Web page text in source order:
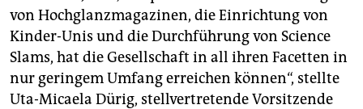
von Hochglanzmagazinen, die Einrichtung von
Kinder-Unis und die Durchführung von Science
Slams, hat die Gesellschaft in all ihren Facetten in
nur geringem Umfang erreichen können“, stellte
Uta-Micaela Dürig, stellvertretende Vorsitzende